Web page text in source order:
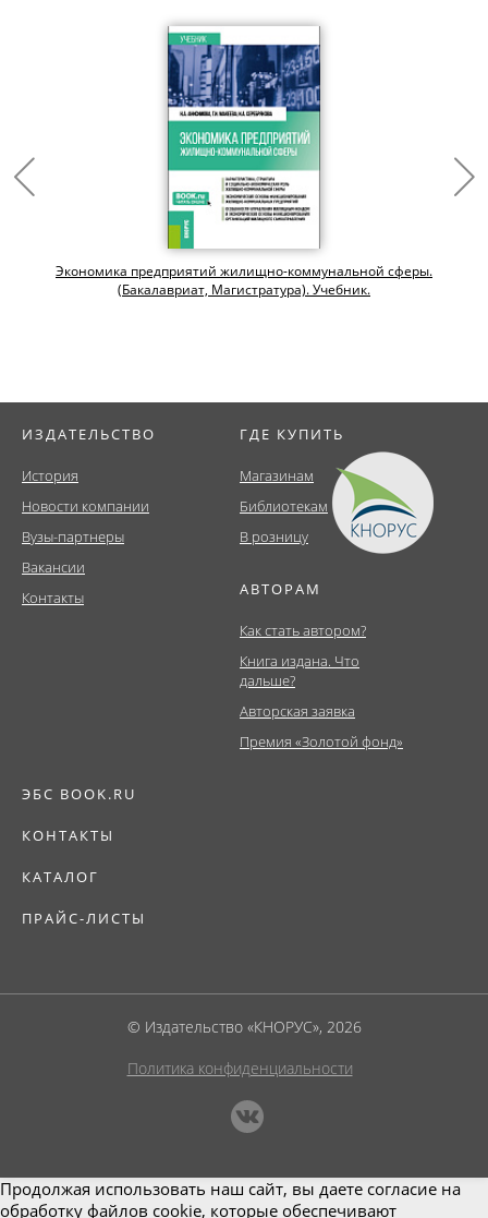
Экономика предприятий жилищно-коммунальной сферы.
(Бакалавриат, Магистратура). Учебник.
ИЗДАТЕЛЬСТВО
История
Новости компании
Вузы-партнеры
Вакансии
Контакты
ГДЕ КУПИТЬ
Магазинам
Библиотекам
В розницу
АВТОРАМ
Как стать автором?
Книга издана. Что
дальше?
Авторская заявка
Премия «Золотой фонд»
ЭБС BOOK.RU
КОНТАКТЫ
КАТАЛОГ
ПРАЙС-ЛИСТЫ
© Издательство «КНОРУС», 2026
Политика конфиденциальности
Продолжая использовать наш сайт, вы даете согласие на
обработку файлов cookie, которые обеспечивают